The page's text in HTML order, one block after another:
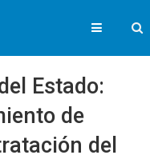
Estado:
de
del